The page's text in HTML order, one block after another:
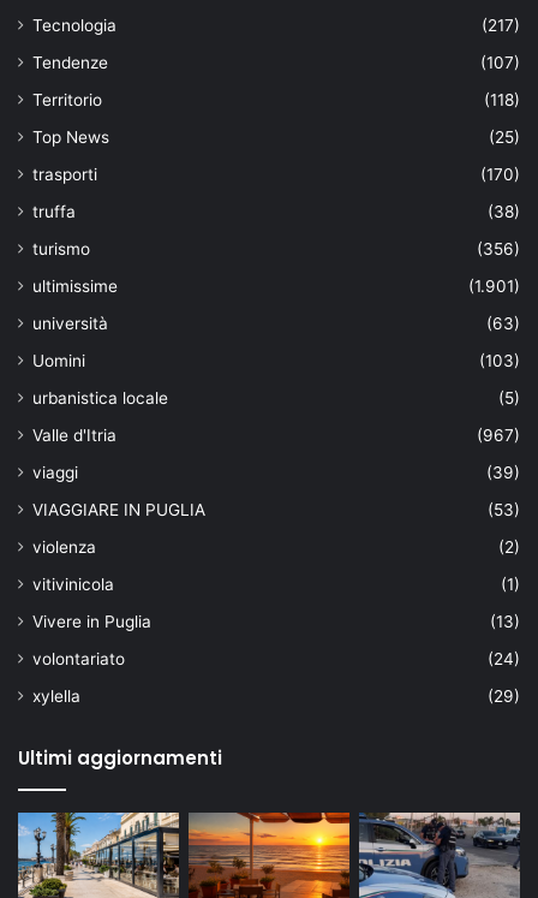
Tecnologia
(217)
Tendenze
(107)
Territorio
(118)
Top News
(25)
trasporti
(170)
truffa
(38)
turismo
(356)
ultimissime
(1.901)
università
(63)
Uomini
(103)
urbanistica locale
(5)
Valle d'Itria
(967)
viaggi
(39)
VIAGGIARE IN PUGLIA
(53)
violenza
(2)
vitivinicola
(1)
Vivere in Puglia
(13)
volontariato
(24)
xylella
(29)
Ultimi aggiornamenti